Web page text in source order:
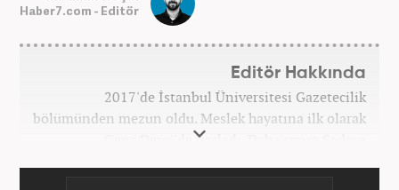
Haber7.com - Editör
Editör Hakkında
2017'de İstanbul Üniversitesi Gazetecilik
bölümünden mezun oldu. Meslek hayatına ilk olarak
Genç Dergi'de başladı. Daha sonra Sadece